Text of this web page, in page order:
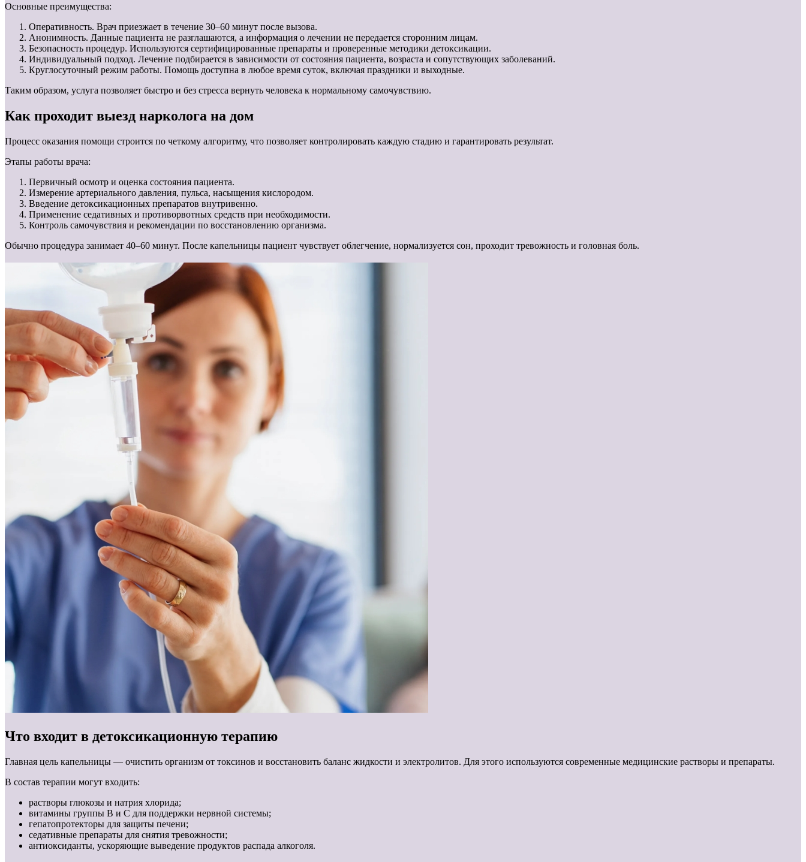
Основные преимущества:
Оперативность. Врач приезжает в течение 30–60 минут после вызова.
Анонимность. Данные пациента не разглашаются, а информация о лечении не передается сторонним лицам.
Безопасность процедур. Используются сертифицированные препараты и проверенные методики детоксикации.
Индивидуальный подход. Лечение подбирается в зависимости от состояния пациента, возраста и сопутствующих заболеваний.
Круглосуточный режим работы. Помощь доступна в любое время суток, включая праздники и выходные.
Таким образом, услуга позволяет быстро и без стресса вернуть человека к нормальному самочувствию.
Как проходит выезд нарколога на дом
Процесс оказания помощи строится по четкому алгоритму, что позволяет контролировать каждую стадию и гарантировать результат.
Этапы работы врача:
Первичный осмотр и оценка состояния пациента.
Измерение артериального давления, пульса, насыщения кислородом.
Введение детоксикационных препаратов внутривенно.
Применение седативных и противорвотных средств при необходимости.
Контроль самочувствия и рекомендации по восстановлению организма.
Обычно процедура занимает 40–60 минут. После капельницы пациент чувствует облегчение, нормализуется сон, проходит тревожность и головная боль.
Что входит в детоксикационную терапию
Главная цель капельницы — очистить организм от токсинов и восстановить баланс жидкости и электролитов. Для этого используются современные медицинские растворы и препараты.
В состав терапии могут входить:
растворы глюкозы и натрия хлорида;
витамины группы B и C для поддержки нервной системы;
гепатопротекторы для защиты печени;
седативные препараты для снятия тревожности;
антиоксиданты, ускоряющие выведение продуктов распада алкоголя.